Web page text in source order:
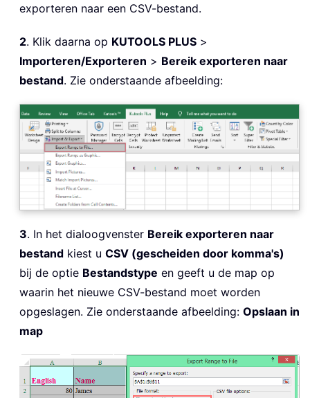
exporteren naar een CSV-bestand.
2. Klik daarna op KUTOOLS PLUS >
Importeren/Exporteren > Bereik exporteren naar
bestand. Zie onderstaande afbeelding:
3. In het dialoogvenster Bereik exporteren naar
bestand kiest u CSV (gescheiden door komma's)
bij de optie Bestandstype en geeft u de map op
waarin het nieuwe CSV-bestand moet worden
opgeslagen. Zie onderstaande afbeelding: Opslaan in
map